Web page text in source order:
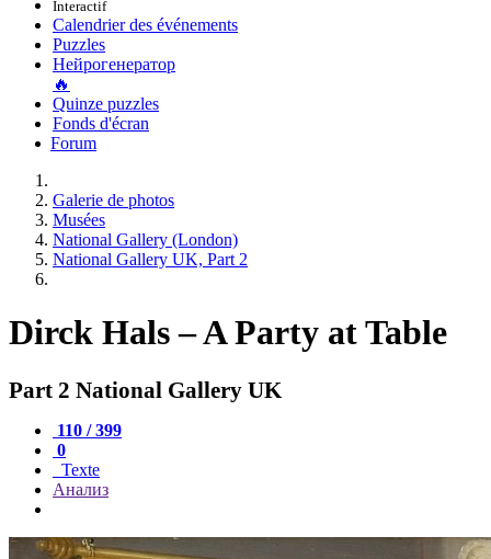
Interactif
Calendrier des événements
Puzzles
Нейрогенератор
🔥
Quinze puzzles
Fonds d'écran
Forum
Galerie de photos
Musées
National Gallery (London)
National Gallery UK, Part 2
Dirck Hals – A Party at Table
Part 2 National Gallery UK
110 / 399
0
Texte
Анализ